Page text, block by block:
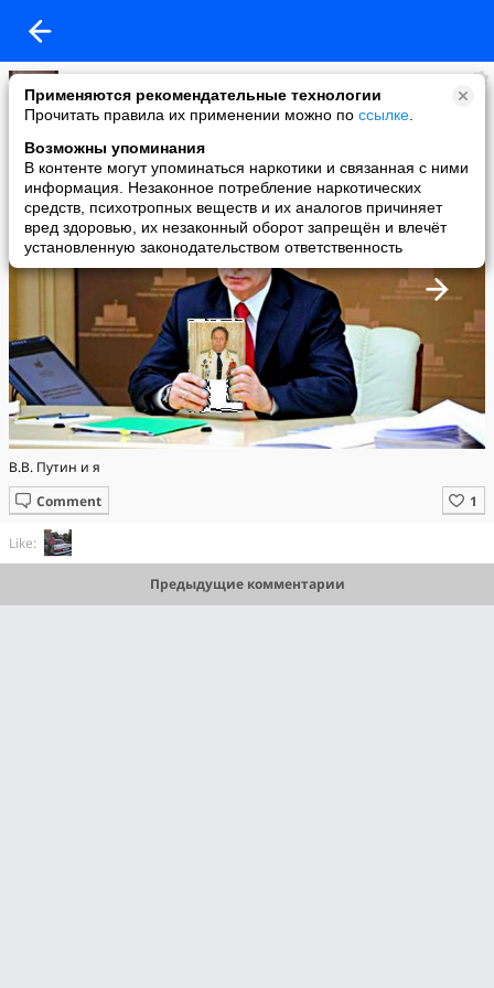
Применяются рекомендательные технологии
Прочитать правила их применении можно по ссылке
Возможны упоминания
В контенте могут упоминаться наркотики и связанная с ними
информация. Незаконное потребление наркотических
средств, психотропных веществ и их аналогов причиняет
вред здоровью, их незаконный оборот запрещён и влечёт
установленную законодательством ответственность
Феликс Шишлов
added a photo
28 Mar в 17:02
В.В. Путин и я
Comment
Like:
Предыдущие комментарии